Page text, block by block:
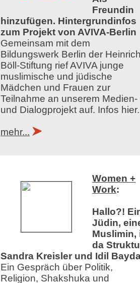
Freundin
hinzufügen. Hintergrundinfos
zum Projekt von AVIVA-Berlin
Gemeinsam mit dem
Bildungswerk Berlin der
Böll-Stiftung rief AVIVA junge
muslimische und jüdische
Mädchen und Frauen zur
Teilnahme an unserem Medien-
und Dialogprojekt auf. Infos
mehr...
Women +
Work:
Hallo?!
Jüdin,
Muslimin,
da
Sandra Kreisler und Idil
Ein Gespräch über Politik,
Religion, Shakshuka und